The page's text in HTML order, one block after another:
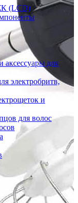
(LCD)
аксессуары для
электробритв,
и
для волос